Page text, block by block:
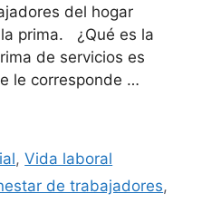
del hogar
prima. ¿Qué es la
de servicios es
le corresponde …
,Vida laboral
de trabajadores,